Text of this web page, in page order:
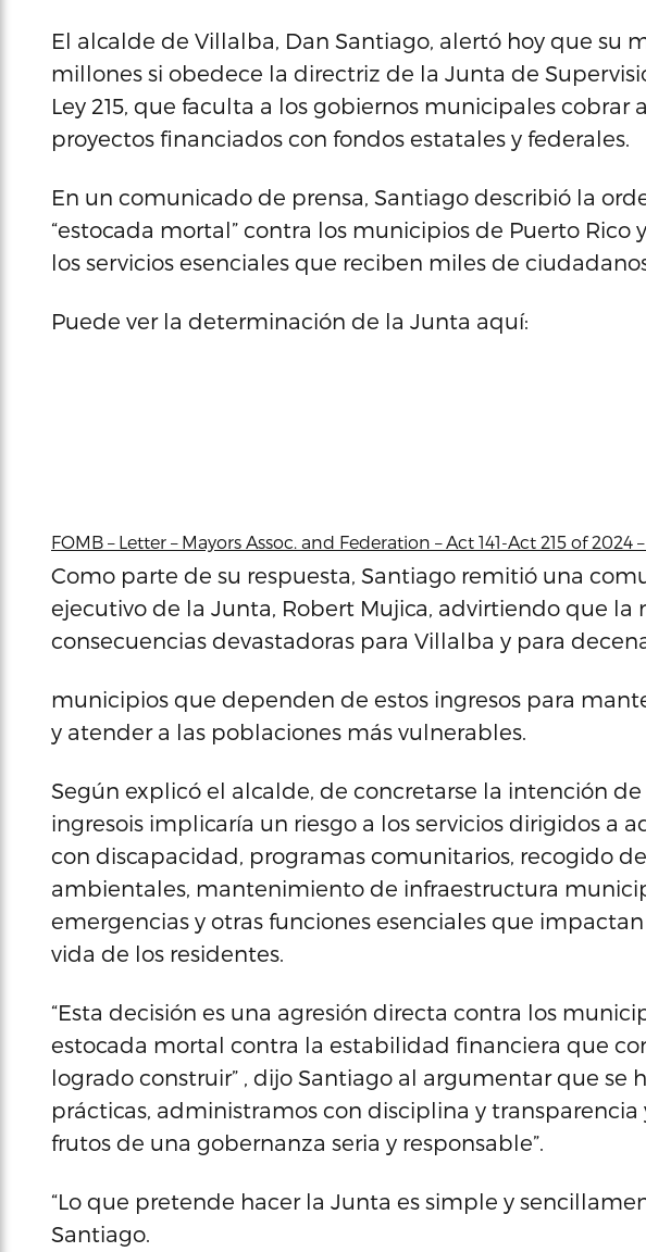
El alcalde de Villalba, Dan Santiago, alertó hoy que su
millones si obedece la directriz de la Junta de
Ley 215, que faculta a los gobiernos municipales cobrar
proyectos financiados con fondos estatales y federales.
En un comunicado de prensa, Santiago describió la
“estocada mortal” contra los municipios de Puerto
los servicios esenciales que reciben miles de
Puede ver la determinación de la Junta aquí:
FOMB – Letter – Mayors Assoc. and Federation – Act 141-Act 215 of 2024
Como parte de su respuesta, Santiago remitió una
ejecutivo de la Junta, Robert Mujica, advirtiendo que la
consecuencias devastadoras para Villalba y para
municipios que dependen de estos ingresos para
y atender a las poblaciones más vulnerables.
Según explicó el alcalde, de concretarse la intención de
ingresois implicaría un riesgo a los servicios dirigidos a
con discapacidad, programas comunitarios, recogido
ambientales, mantenimiento de infraestructura
emergencias y otras funciones esenciales que
vida de los residentes.
“Esta decisión es una agresión directa contra los
estocada mortal contra la estabilidad financiera que
logrado construir” , dijo Santiago al argumentar que se
prácticas, administramos con disciplina y transparencia
frutos de una gobernanza seria y responsable”.
“Lo que pretende hacer la Junta es simple y
Santiago.